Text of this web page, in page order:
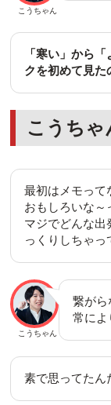
こうちゃん
「寒い」から
クを初めて見た
こうちゃ
最初はメモって
おもしろいな～
マジでどんな出
っくりしちゃっ
こうちゃん
繋がら
常によ
素で思ってたん